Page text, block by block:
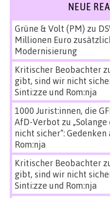
NEUE
Grüne & Volt (PM) zu
Millionen Euro
Modernisierung
Kritischer Beobachter
gibt, sind wir nicht
Sinti:zze und Rom:nja
1000 Jurist:innen, die
AfD-Verbot zu
nicht sicher“: Gedenken
Rom:nja
Kritischer Beobachter
gibt, sind wir nicht
Sinti:zze und Rom:nja